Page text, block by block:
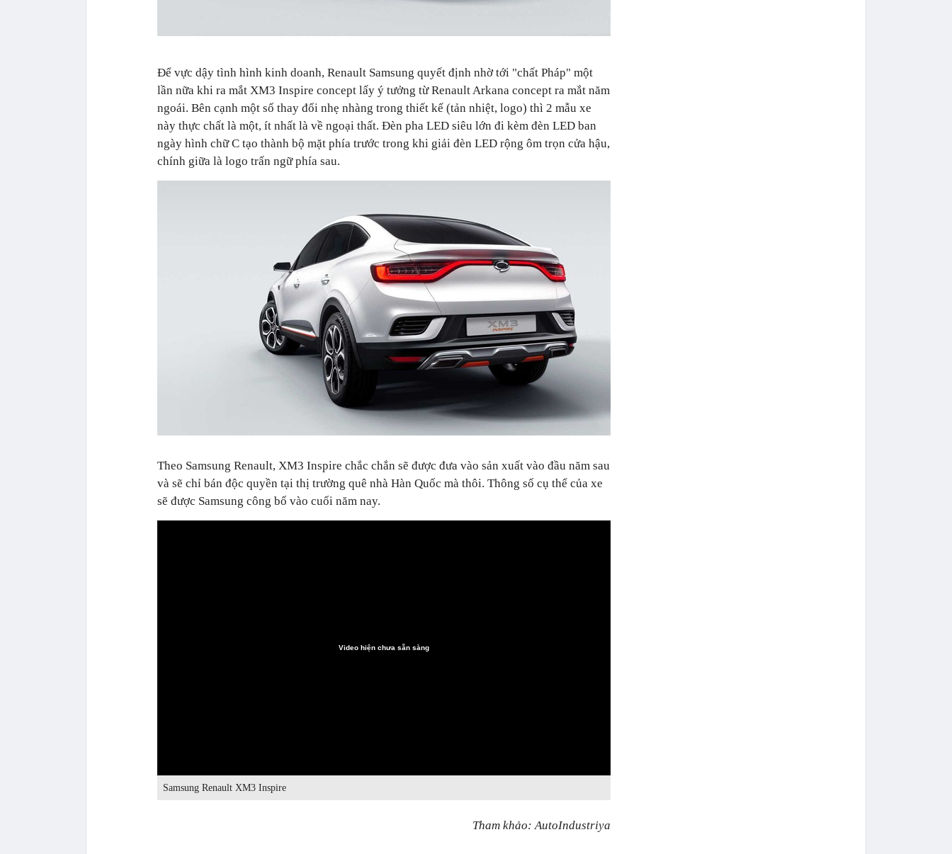
Để vực dậy tình hình kinh doanh, Renault Samsung quyết định nhờ tới "chất Pháp" một
lần nữa khi ra mắt XM3 Inspire concept lấy ý tưởng từ Renault Arkana concept ra mắt năm
ngoái. Bên cạnh một số thay đổi nhẹ nhàng trong thiết kế (tản nhiệt, logo) thì 2 mẫu xe
này thực chất là một, ít nhất là về ngoại thất. Đèn pha LED siêu lớn đi kèm đèn LED ban
ngày hình chữ C tạo thành bộ mặt phía trước trong khi giải đèn LED rộng ôm trọn cửa hậu,
chính giữa là logo trấn ngữ phía sau.
Theo Samsung Renault, XM3 Inspire chắc chắn sẽ được đưa vào sản xuất vào đầu năm sau
và sẽ chỉ bán độc quyền tại thị trường quê nhà Hàn Quốc mà thôi. Thông số cụ thể của xe
sẽ được Samsung công bố vào cuối năm nay.
Video hiện chưa sẵn sàng
Samsung Renault XM3 Inspire
Tham khảo: AutoIndustriya